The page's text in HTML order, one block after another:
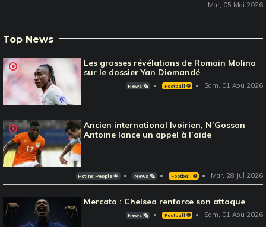
Mar, 05 Mai 2026
Top News
Les grosses révélations de Romain Molina
sur le dossier Yan Diomandé
News 🗞️ Football ⚽️ Sam, 01 Aou 2026
Ancien international Ivoirien, N’Gossan
Antoine lance un appel à l’aide
Potins People 🌟 News 🗞️ Football ⚽️ Mar, 28 Jul 2026
Mercato : Chelsea renforce son attaque
News 🗞️ Football ⚽️ Sam, 01 Aou 2026